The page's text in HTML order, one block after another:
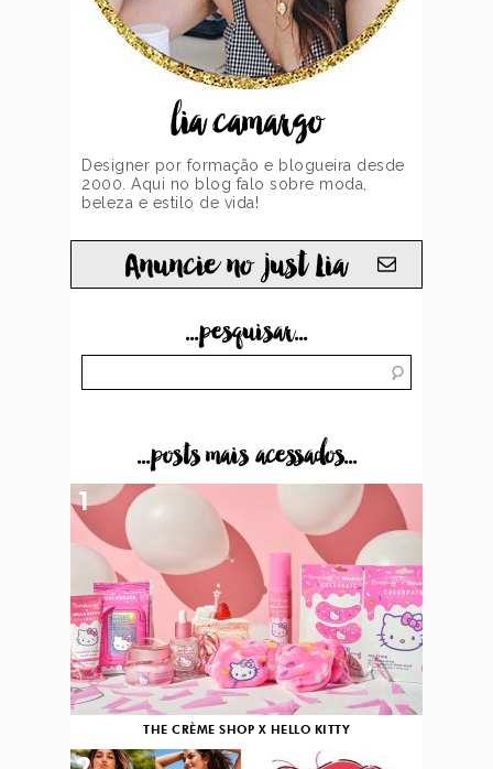
lia camargo
Designer por formação e blogueira desde
2000. Aqui no blog falo sobre moda,
beleza e estilo de vida!
Anuncie no just Lia
...pesquisar...
...posts mais acessados...
THE CRÈME SHOP X HELLO KITTY
1